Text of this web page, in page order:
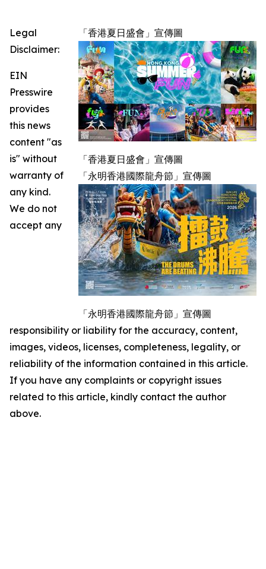
「香港夏日盛會」宣傳圖
「香港夏日盛會」宣傳圖
「永明香港國際龍舟節」宣傳圖
「永明香港國際龍舟節」宣傳圖
Legal
Disclaimer:
EIN
Presswire
provides
this news
content "as
is" without
warranty of
any kind.
We do not
accept any
responsibility or liability for the accuracy, content,
images, videos, licenses, completeness, legality, or
reliability of the information contained in this article.
If you have any complaints or copyright issues
related to this article, kindly contact the author
above.